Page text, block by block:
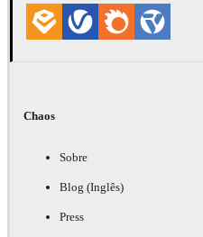
Chaos
Sobre
Blog (Inglês)
Press